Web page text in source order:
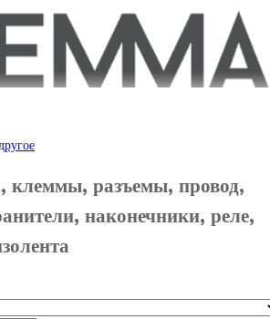
клеммы, разъемы, провод,
наконечники, реле,